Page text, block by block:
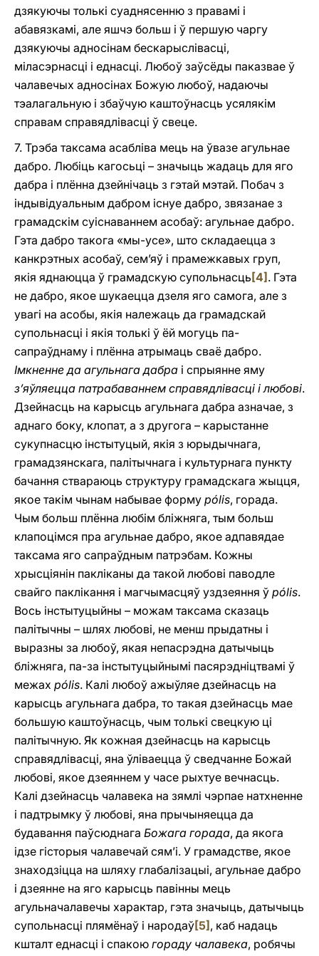
дзякуючы толькі суаднясенню з правамі і
абавязкамі, але яшчэ больш i ў першую чаргу
дзякуючы адносінам бескарыслівасці,
міласэрнасці i еднасці. Любоў заўсёды паказвае ў
чалавечых адносінах Божую любоў, надаючы
тэалагальную і збаўчую каштоўнасць усялякім
справам справядлівасці ў свеце.
7. Трэба таксама асабліва мець на ўвазе агульнае
дабро. Любіць кагосьці – значыць жадаць для яго
дабра i плённа дзейнічаць з гэтай мэтай. Побач з
індывідуальным дабром існуе дабро, звязанае з
грамадскім суіснаваннем асобаў: агульнае дабро.
Гэта дабро такога «мы-усе», што складаецца з
канкрэтных асобаў, сем’яў і прамежкавых груп,
якія яднаюцца ў грамадскую супольнасць [4] . Гэта
не дабро, якое шукаецца дзеля яго самога, але з
увагі на асобы, якія належаць да грамадскай
супольнасці i якія толькі ў ёй могуць па-
сапраўднаму i плённа атрымаць сваё дабро.
Імкненне да агульнага дабра i спрыянне яму
з’яўляецца патрабаваннем справядлівасці i любові.
Дзейнасць на карысць агульнага дабра азначае, з
аднаго боку, клопат, a з другога – карыстанне
сукупнасцю інстытуцый, якія з юрыдычнага,
грамадзянскага, палітычнага і культурнага пункту
бачання ствараюць структуру грамадскага жыцця,
якое такім чынам набывае форму pólis, горада.
Чым больш плённа любім бліжняга, тым больш
клапоцімся пра агульнае дабро, якое адпавядае
таксама яго сапраўдным патрэбам. Кожны
хрысціянін пакліканы да такой любові паводле
свайго паклікання і магчымасцяў уздзеяння ў pólis.
Вось інстытуцыйны – можам таксама сказаць
палітычны – шлях любові, не менш прыдатны i
выразны за любоў, якая непасрэдна датычыць
бліжняга, па-за інстытуцыйнымі пасярэдніцтвамі ў
межах pólis. Калі любоў ажыўляе дзейнасць на
карысць агульнага дабра, то такая дзейнасць мае
большую каштоўнасць, чым толькі свецкую ці
палітычную. Як кожная дзейнасць на карысць
справядлівасці, яна ўліваецца ў сведчанне Божай
любові, якое дзеяннем у часе рыхтуе вечнасць.
Калі дзейнасць чалавека на зямлі чэрпае натхненне
i падтрымку ў любові, яна прычыняецца да
будавання паўсюднага Божага горада, да якога
ідзе гісторыя чалавечай сям’і. У грамадстве, якое
знаходзіцца на шляху глабалізацыі, агульнае дабро
i дзеянне на яго карысць павінны мець
агульначалавечы характар, гэта значыць, датычыць
супольнасці плямёнаў i народаў[5] , каб надаць
кшталт еднасці i спакою гораду чалавека, робячы